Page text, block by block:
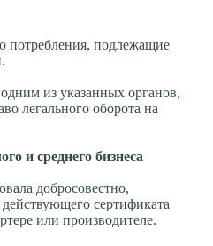
потребления, подлежащие
из указанных органов,
легального оборота на
и среднего бизнеса
добросовестно,
действующего сертификата
или производителе.